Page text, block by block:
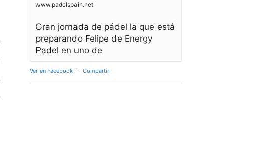
www.padelspain.net
Gran jornada de pádel la que está
preparando Felipe de Energy
Padel en uno de
Ver en Facebook · Compartir